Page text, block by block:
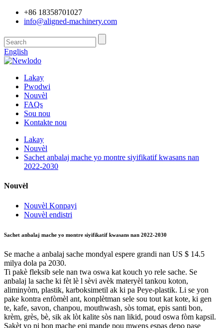
+86 18358701027
info@aligned-machinery.com
English
Lakay
Pwodwi
Nouvèl
FAQs
Sou nou
Kontakte nou
Lakay
Nouvèl
Sachet anbalaj mache yo montre siyifikatif kwasans nan
2022-2030
Nouvèl
Nouvèl Konpayi
Nouvèl endistri
Sachet anbalaj mache yo montre siyifikatif kwasans nan 2022-2030
Se mache a anbalaj sache mondyal espere grandi nan US $ 14.5
milya dola pa 2030.
Ti pakè fleksib sele nan twa oswa kat kouch yo rele sache. Se
anbalaj la sache ki fèt lè l sèvi avèk materyèl tankou koton,
aliminyòm, plastik, karboksimetil ak ki pa Peye-plastik. Li se yon
pake kontra enfòmèl ant, konplètman sele sou tout kat kote, ki gen
te, kafe, savon, chanpou, mouthwash, sòs tomat, epis santi bon,
krèm, grès, bè, sik ak lòt kalite sòs nan likid, poud oswa fòm kapsil.
Sakèt yo pi bon mache epi mande pou mwens espas depo pase